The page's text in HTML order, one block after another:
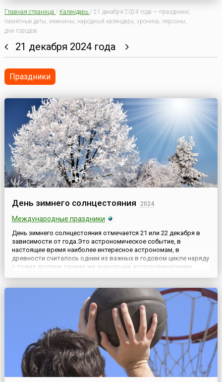
Главная страница / Календарь / 21 декабря 2024 года — праздники,
памятные даты, именины, народный календарь, хроника, персоны,
дни городов
21 декабря 2024 года
Праздники
День зимнего солнцестояния 2024
Международные праздники
День зимнего солнцестояния отмечается 21 или 22 декабря в
зависимости от года.Это астрономическое событие, в
настоящее время наиболее интересное астрономам, в
древности считалось одним из важных в годовом цикле наряду
с тремя другими такими же знаковыми астрономическими